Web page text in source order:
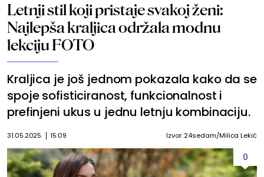
Letnji stil koji pristaje svakoj ženi:
Najlepša kraljica održala modnu
lekciju FOTO
Kraljica je još jednom pokazala kako da se
spoje sofisticiranost, funkcionalnost i
prefinjeni ukus u jednu letnju kombinaciju.
31.05.2025. 15:09 Izvor: 24sedam/Milica Lekić
0